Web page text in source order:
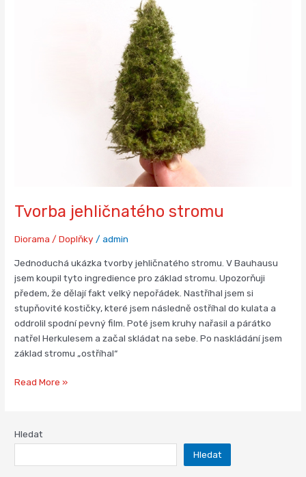
Tvorba jehličnatého stromu
Diorama / Doplňky /admin
Jednoduchá ukázka tvorby jehličnatého stromu. V Bauhausu
jsem koupil tyto ingredience pro základ stromu. Upozorňuji
předem, že dělají fakt velký nepořádek. Nastříhal jsem si
stupňovité kostičky, které jsem následně ostříhal do kulata a
oddrolil spodní pevný film. Poté jsem kruhy nařasil a párátko
natřel Herkulesem a začal skládat na sebe. Po naskládání jsem
základ stromu „ostříhal“
Read More »
Hledat
Hledat